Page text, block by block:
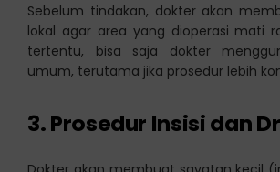
Sebelum tindakan, dokter akan
lokal agar area yang dioperasi mati
tertentu, bisa saja dokter
umum, terutama jika prosedur lebih
3. Prosedur Insisi dan